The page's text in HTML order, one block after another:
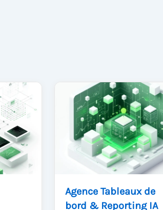
Agence Tableaux de
bord & Reporting IA